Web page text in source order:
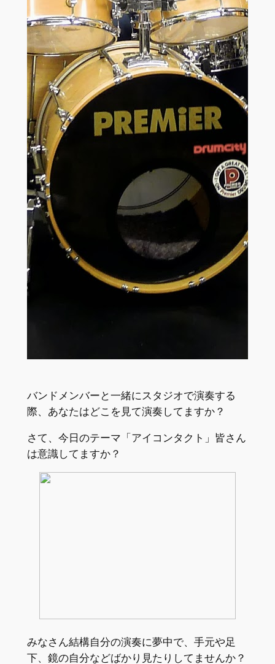
バンドメンバーと一緒にスタジオで演奏する
際、あなたはどこを見て演奏してますか？
さて、今日のテーマ「アイコンタクト」皆さん
は意識してますか？
みなさん結構自分の演奏に夢中で、手元や足
下、鏡の自分などばかり見たりしてませんか？